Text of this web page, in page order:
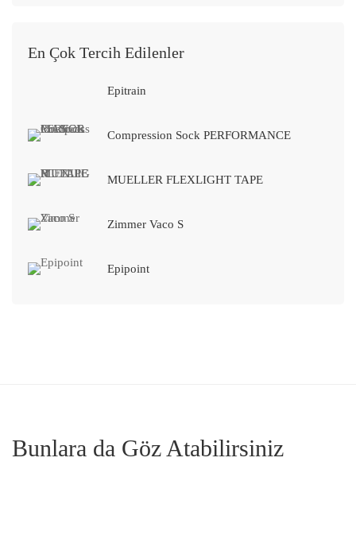
En Çok Tercih Edilenler
Epitrain
Compression Sock PERFORMANCE
MUELLER FLEXLIGHT TAPE
Zimmer Vaco S
Epipoint
Bunlara da Göz Atabilirsiniz